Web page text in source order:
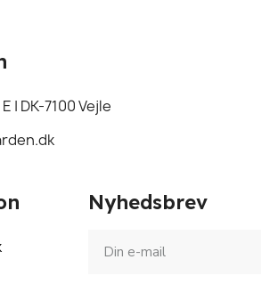
| DK-7100 Vejle
Nyhedsbrev